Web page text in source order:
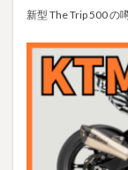
新型 The Trip 500 の